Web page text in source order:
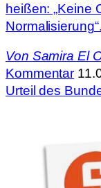
heißen: „Keine
Normalisierung“.
Von Samira El
Kommentar
Urteil des